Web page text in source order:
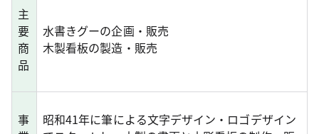
主
要
商
品
水書きグーの企画・販売
木製看板の製造・販売
事
昭和41年に筆による文字デザイン・ロゴデザイン